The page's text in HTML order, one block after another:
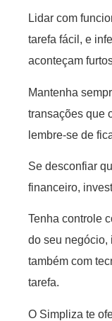
Lidar com
tarefa fácil, e
aconteçam
Mantenha
transações que
lembre-se de
Se desconfiar
financeiro,
Tenha controle
do seu negócio,
também com
tarefa.
O Simpliza te